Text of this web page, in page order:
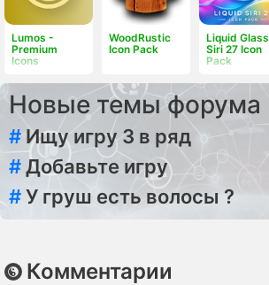
Lumos -
Premium
Icons
WoodRustic
Icon Pack
Liquid Glass
Siri 27 Icon
Pack
Новые темы форума
# Ищу игру 3 в ряд
#Добавьте игру
#У груш есть волосы ?
Комментарии